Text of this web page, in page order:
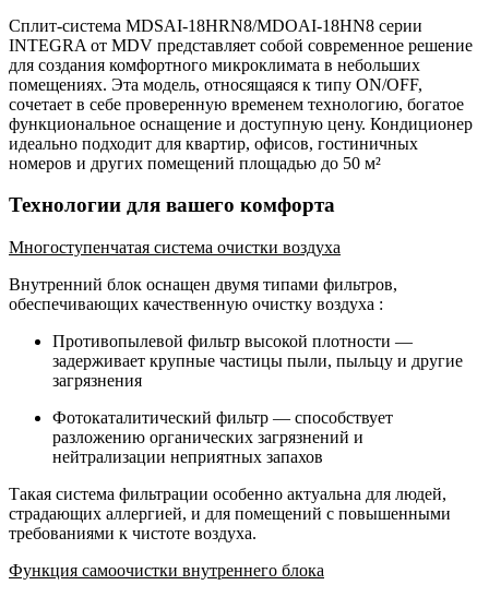
Сплит-система MDSAI-18HRN8/MDOAI-18HN8 серии
INTEGRA от MDV представляет собой современное решение
для создания комфортного микроклимата в небольших
помещениях. Эта модель, относящаяся к типу ON/OFF,
сочетает в себе проверенную временем технологию, богатое
функциональное оснащение и доступную цену. Кондиционер
идеально подходит для квартир, офисов, гостиничных
номеров и других помещений площадью до 50 м²
Технологии для вашего комфорта
Многоступенчатая система очистки воздуха
Внутренний блок оснащен двумя типами фильтров,
обеспечивающих качественную очистку воздуха :
Противопылевой фильтр высокой плотности —
задерживает крупные частицы пыли, пыльцу и другие
загрязнения
Фотокаталитический фильтр — способствует
разложению органических загрязнений и
нейтрализации неприятных запахов
Такая система фильтрации особенно актуальна для людей,
страдающих аллергией, и для помещений с повышенными
требованиями к чистоте воздуха.
Функция самоочистки внутреннего блока